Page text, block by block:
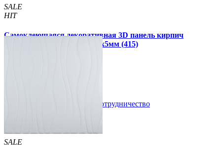
SALE
HIT
Самоклеющаяся декоративная 3D панель кирпич
песочный клинкер 700x700x5мм (415)
Сотрудничество
SALE